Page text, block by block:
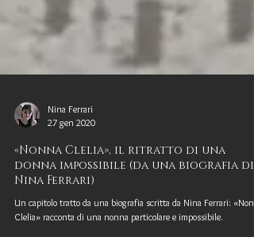
27 gen 2020
«Nonna Clelia», il ritratto di una
donna impossibile (da una biografia di
Nina Ferrari)